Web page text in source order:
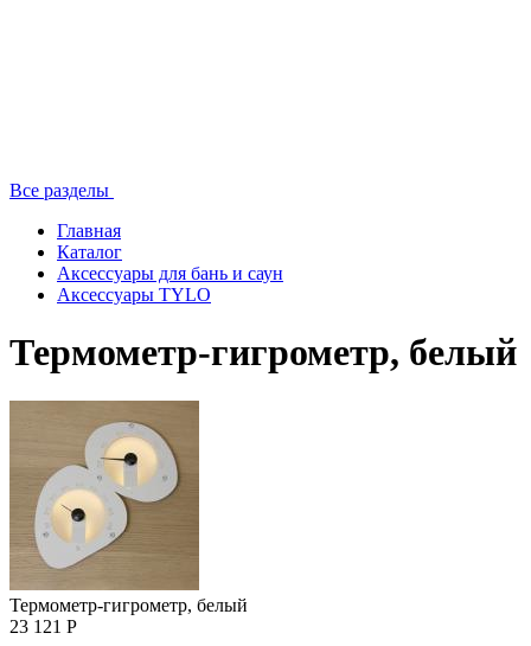
Все разделы
Главная
Каталог
Аксессуары для бань и саун
Аксессуары TYLO
Термометр-гигрометр, белый
Термометр-гигрометр, белый
23 121 Р